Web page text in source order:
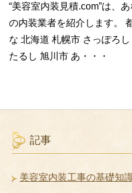
“美容室内装見積.com”は、
の内装業者を紹介します。
な 北海道 札幌市 さっぽろ
たるし 旭川市 あ・・・
記事
美容室内装工事の基礎知